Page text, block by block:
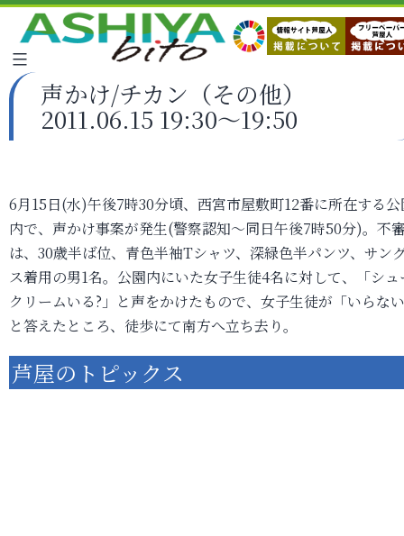
声かけ/チカン（その他）
2011.06.15 19:30～19:50
6月15日(水)午後7時30分頃、西宮市屋敷町12番に所在する公
内で、声かけ事案が発生(警察認知～同日午後7時50分)。不
は、30歳半ば位、青色半袖Tシャツ、深緑色半パンツ、サン
ス着用の男1名。公園内にいた女子生徒4名に対して、「シュ
クリームいる?」と声をかけたもので、女子生徒が「いらな
と答えたところ、徒歩にて南方へ立ち去り。
芦屋のトピックス